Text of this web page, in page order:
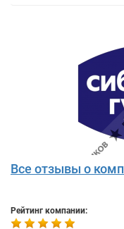
Все отзывы о
Рейтинг компании: